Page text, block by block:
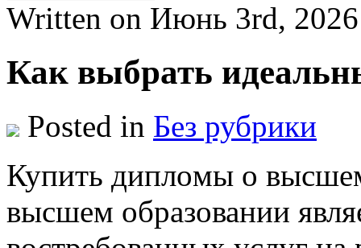
Written on Июнь 3rd,
Как выбрать
Posted in Без рубрики
Купить диплoмы o
высшем образовании